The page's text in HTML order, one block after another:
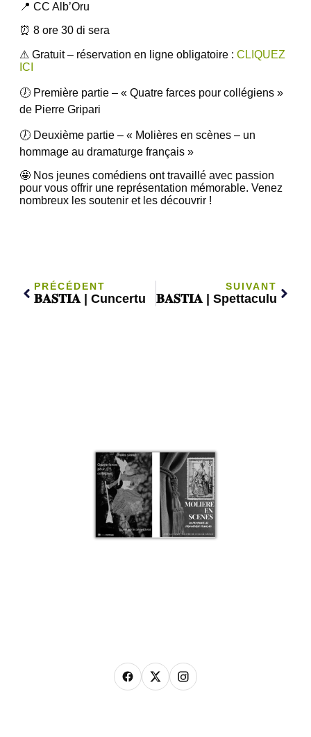
📍 CC Alb’Oru
⏰ 8 ore 30 di sera
⚠ Gratuit – réservation en ligne obligatoire : CLIQUEZ
ICI
🕖 Première partie – « Quatre farces pour collégiens »
de Pierre Gripari
🕖 Deuxième partie – « Molières en scènes – un
hommage au dramaturge français »
🤩 Nos jeunes comédiens ont travaillé avec passion
pour vous offrir une représentation mémorable. Venez
nombreux les soutenir et les découvrir !
PRÉCÉDENT
𝐁𝐀𝐒𝐓𝐈𝐀 | Cuncertu
SUIVANT
𝐁𝐀𝐒𝐓𝐈𝐀 | Spettaculu